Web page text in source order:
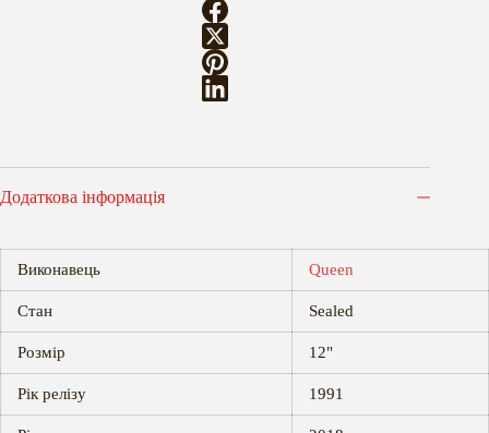
Додаткова інформація
Виконавець Queen
Стан Sealed
Розмір 12"
Рік релізу 1991